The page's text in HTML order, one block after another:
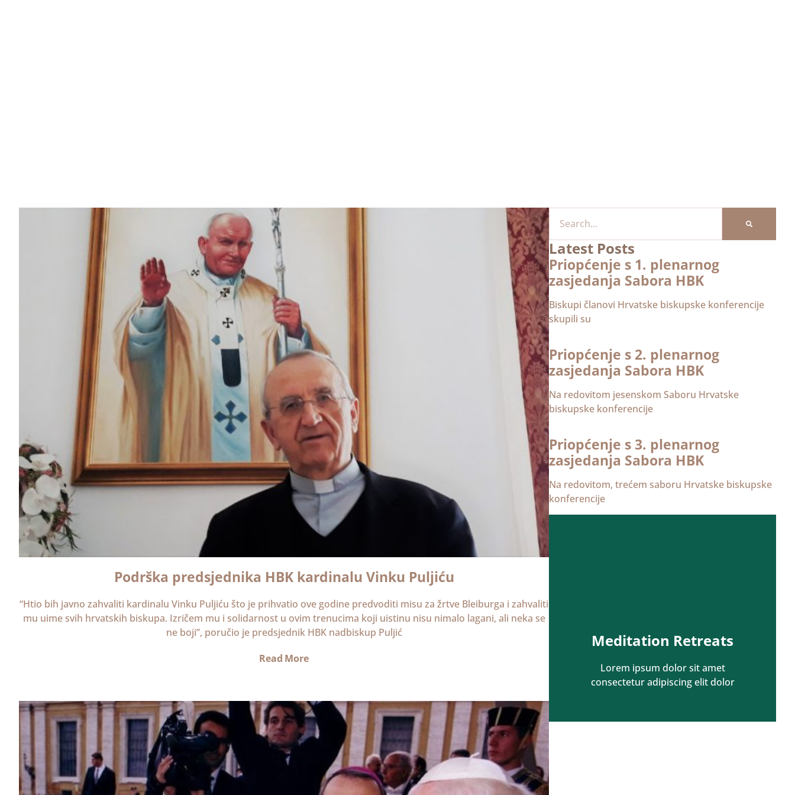
Podrška predsjednika HBK kardinalu Vinku Puljiću
“Htio bih javno zahvaliti kardinalu Vinku Puljiću što je prihvatio ove godine predvoditi misu za žrtve Bleiburga i zahvaliti
mu uime svih hrvatskih biskupa. Izričem mu i solidarnost u ovim trenucima koji uistinu nisu nimalo lagani, ali neka se
ne boji”, poručio je predsjednik HBK nadbiskup Puljić
Read More
Latest Posts
Priopćenje s 1. plenarnog
zasjedanja Sabora HBK
Biskupi članovi Hrvatske biskupske konferencije
skupili su
Priopćenje s 2. plenarnog
zasjedanja Sabora HBK
Na redovitom jesenskom Saboru Hrvatske
biskupske konferencije
Priopćenje s 3. plenarnog
zasjedanja Sabora HBK
Na redovitom, trećem saboru Hrvatske biskupske
konferencije
Meditation Retreats
Lorem ipsum dolor sit amet
consectetur adipiscing elit dolor